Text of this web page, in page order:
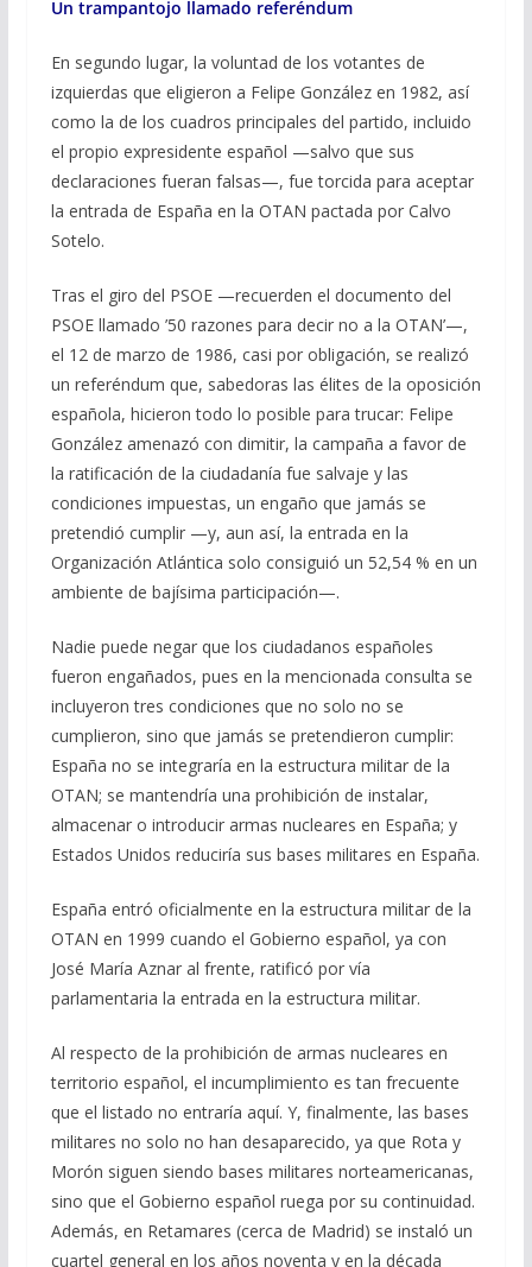
Un trampantojo llamado referéndum
En segundo lugar, la voluntad de los votantes de
izquierdas que eligieron a Felipe González en 1982, así
como la de los cuadros principales del partido, incluido
el propio expresidente español —salvo que sus
declaraciones fueran falsas—, fue torcida para aceptar
la entrada de España en la OTAN pactada por Calvo
Sotelo.
Tras el giro del PSOE —recuerden el documento del
PSOE llamado ’50 razones para decir no a la OTAN’—,
el 12 de marzo de 1986, casi por obligación, se realizó
un referéndum que, sabedoras las élites de la oposición
española, hicieron todo lo posible para trucar: Felipe
González amenazó con dimitir, la campaña a favor de
la ratificación de la ciudadanía fue salvaje y las
condiciones impuestas, un engaño que jamás se
pretendió cumplir —y, aun así, la entrada en la
Organización Atlántica solo consiguió un 52,54 % en un
ambiente de bajísima participación—.
Nadie puede negar que los ciudadanos españoles
fueron engañados, pues en la mencionada consulta se
incluyeron tres condiciones que no solo no se
cumplieron, sino que jamás se pretendieron cumplir:
España no se integraría en la estructura militar de la
OTAN; se mantendría una prohibición de instalar,
almacenar o introducir armas nucleares en España; y
Estados Unidos reduciría sus bases militares en España.
España entró oficialmente en la estructura militar de la
OTAN en 1999 cuando el Gobierno español, ya con
José María Aznar al frente, ratificó por vía
parlamentaria la entrada en la estructura militar.
Al respecto de la prohibición de armas nucleares en
territorio español, el incumplimiento es tan frecuente
que el listado no entraría aquí. Y, finalmente, las bases
militares no solo no han desaparecido, ya que Rota y
Morón siguen siendo bases militares norteamericanas,
sino que el Gobierno español ruega por su continuidad.
Además, en Retamares (cerca de Madrid) se instaló un
cuartel general en los años noventa y en la década